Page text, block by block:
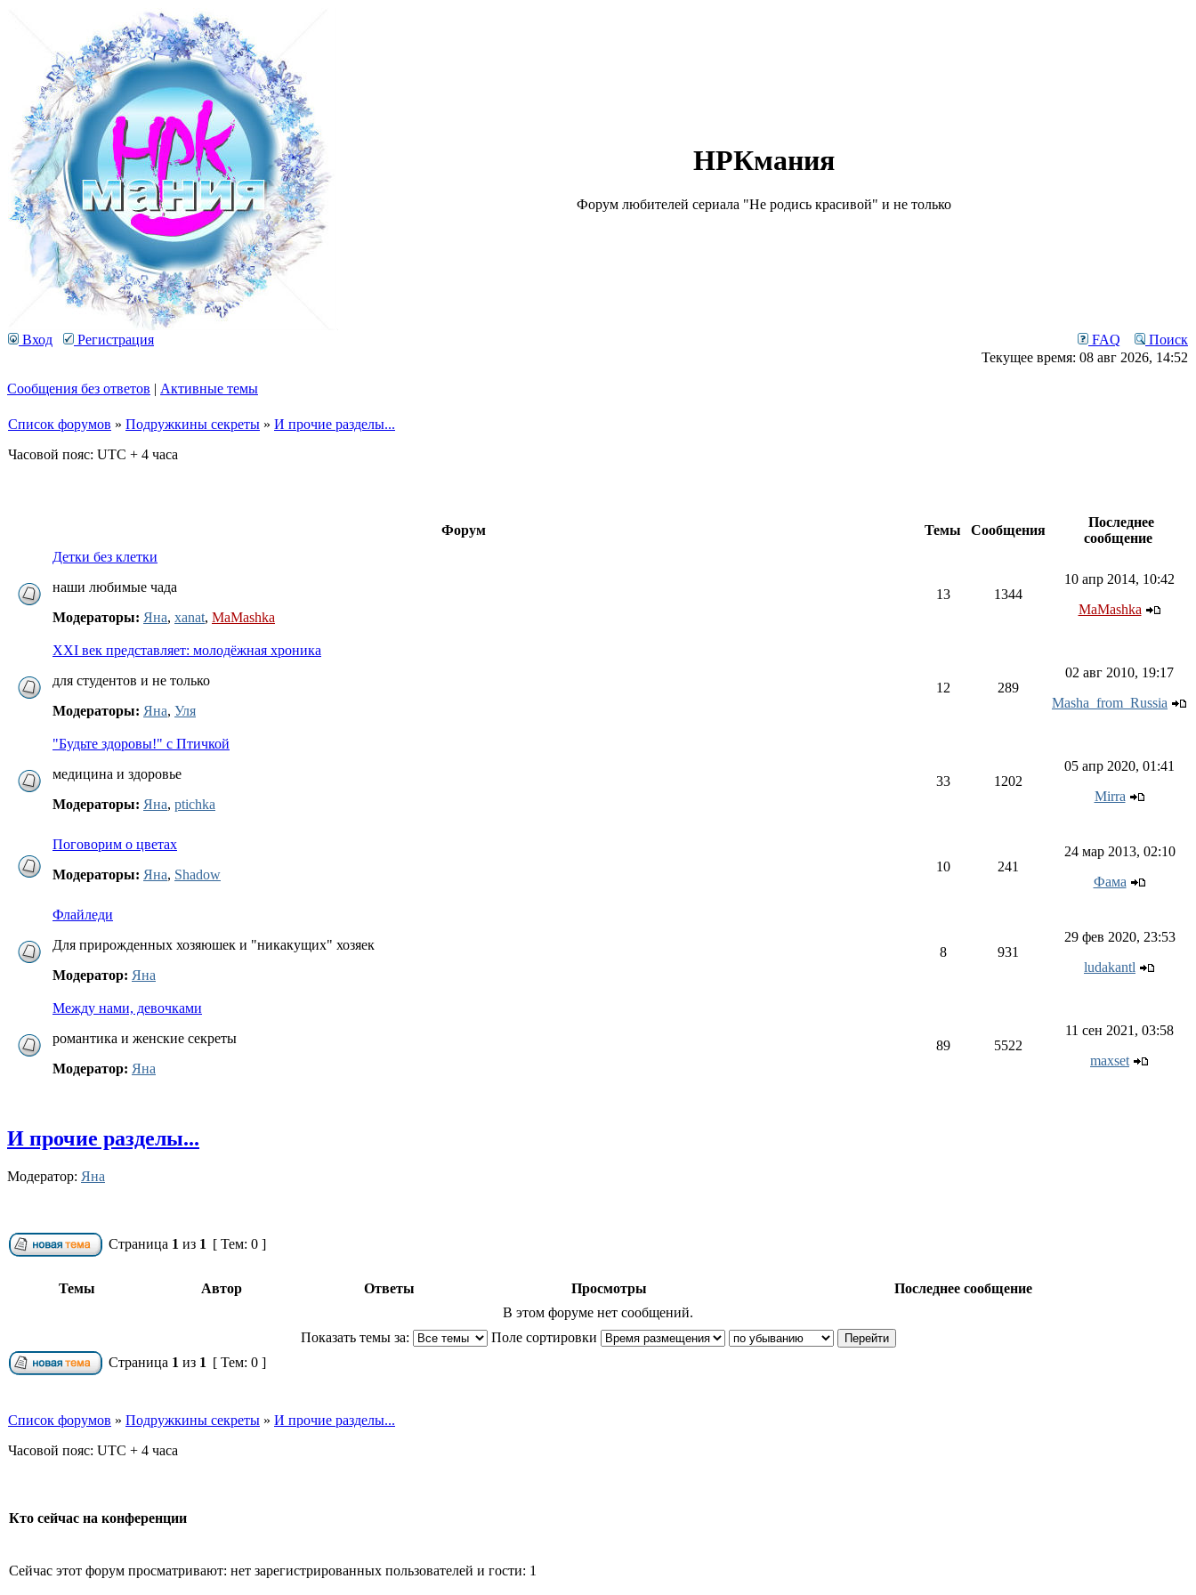
НРКмания
Форум любителей сериала "Не родись красивой" и не только
Вход Регистрация FAQ
Поиск
Текущее время: 08 авг 2026, 14:52
Сообщения без ответов | Активные темы
Список форумов » Подружкины секреты » И прочие разделы...
Часовой пояс: UTC + 4 часа
Форум Темы Сообщения
Последнее
сообщение
Детки без клетки
наши любимые чада
Модераторы: Яна, xanat, MaMashka
13 1344
10 апр 2014, 10:42
MaMashka
XXI век представляет: молодёжная хроника
для студентов и не только
Модераторы: Яна, Уля
12 289
02 авг 2010, 19:17
Masha_from_Russia
"Будьте здоровы!" с Птичкой
медицина и здоровье
Модераторы: Яна, ptichka
33 1202
05 апр 2020, 01:41
Mirra
Поговорим о цветах
Модераторы: Яна, Shadow
10 241
24 мар 2013, 02:10
Фама
Флайледи
Для прирожденных хозяюшек и "никакущих" хозяек
Модератор: Яна
8 931
29 фев 2020, 23:53
ludakantl
Между нами, девочками
романтика и женские секреты
Модератор: Яна
89 5522
11 сен 2021, 03:58
maxset
И прочие разделы...
Модератор: Яна
Страница 1 из 1 [ Тем: 0 ]
Темы Автор Ответы Просмотры
Последнее сообщение
В этом форуме нет сообщений.
Показать темы за:
Поле сортировки
Страница 1 из 1 [ Тем: 0 ]
Список форумов » Подружкины секреты » И прочие разделы...
Часовой пояс: UTC + 4 часа
Кто сейчас на конференции
Сейчас этот форум просматривают: нет зарегистрированных пользователей и гости: 1